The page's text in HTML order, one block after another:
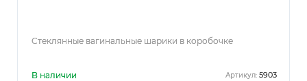
Стеклянные вагинальные шарики в коробочке
В наличии Артикул: 5903